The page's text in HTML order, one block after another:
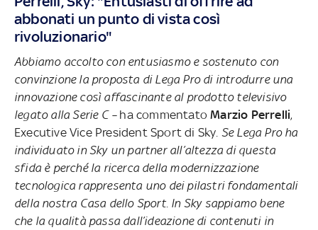
abbonati un punto di vista così
rivoluzionario"
Abbiamo accolto con entusiasmo e sostenuto con
convinzione la proposta di Lega Pro di introdurre una
innovazione così affascinante al prodotto televisivo
legato alla Serie C – ha commentato Marzio Perrelli,
Executive Vice President Sport di Sky . Se Lega Pro ha
individuato in Sky un partner all’altezza di questa
sfida è perché la ricerca della modernizzazione
tecnologica rappresenta uno dei pilastri fondamentali
della nostra Casa dello Sport. In Sky sappiamo bene
che la qualità passa dall’ideazione di contenuti in